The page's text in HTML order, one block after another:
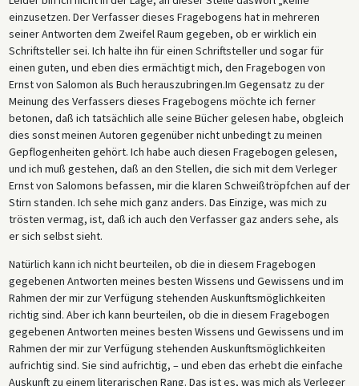
einzusetzen. Der Verfasser dieses Fragebogens hat in mehreren
seiner Antworten dem Zweifel Raum gegeben, ob er wirklich ein
Schriftsteller sei. Ich halte ihn für einen Schriftsteller und sogar für
einen guten, und eben dies ermächtigt mich, den Fragebogen von
Ernst von Salomon als Buch herauszubringen.Im Gegensatz zu der
Meinung des Verfassers dieses Fragebogens möchte ich ferner
betonen, daß ich tatsächlich alle seine Bücher gelesen habe, obgleich
dies sonst meinen Autoren gegenüber nicht unbedingt zu meinen
Gepflogenheiten gehört. Ich habe auch diesen Fragebogen gelesen,
und ich muß gestehen, daß an den Stellen, die sich mit dem Verleger
Ernst von Salomons befassen, mir die klaren Schweißtröpfchen auf der
Stirn standen. Ich sehe mich ganz anders. Das Einzige, was mich zu
trösten vermag, ist, daß ich auch den Verfasser gaz anders sehe, als
er sich selbst sieht.
Natürlich kann ich nicht beurteilen, ob die in diesem Fragebogen
gegebenen Antworten meines besten Wissens und Gewissens und im
Rahmen der mir zur Verfügung stehenden Auskunftsmöglichkeiten
richtig sind. Aber ich kann beurteilen, ob die in diesem Fragebogen
gegebenen Antworten meines besten Wissens und Gewissens und im
Rahmen der mir zur Verfügung stehenden Auskunftsmöglichkeiten
aufrichtig sind. Sie sind aufrichtig, – und eben das erhebt die einfache
Auskunft zu einem literarischen Rang. Das ist es, was mich als Verleger